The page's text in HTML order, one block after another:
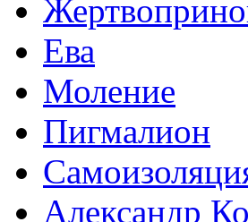
Ева
Моление
Пигмалион
Александр